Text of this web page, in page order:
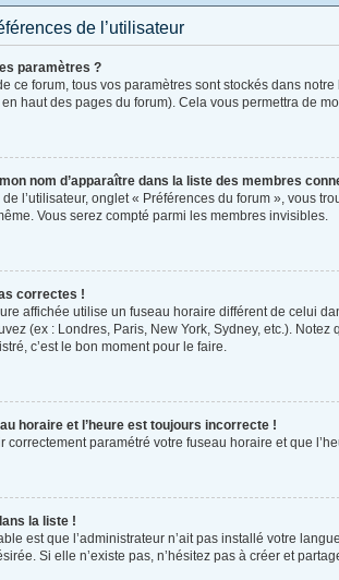
de l’utilisateur
paramètres ?
ce forum, tous vos paramètres sont stockés dans
haut des pages du forum). Cela vous permettra de
nom d’apparaître dans la liste des membres
l’utilisateur, onglet « Préférences du forum », vous
Vous serez compté parmi les membres invisibles.
correctes !
affichée utilise un fuseau horaire différent de celui
(ex : Londres, Paris, New York, Sydney, etc.).
c’est le bon moment pour le faire.
horaire et l’heure est toujours incorrecte !
correctement paramétré votre fuseau horaire et que
la liste !
est que l’administrateur n’ait pas installé votre
Si elle n’existe pas, n’hésitez pas à créer et